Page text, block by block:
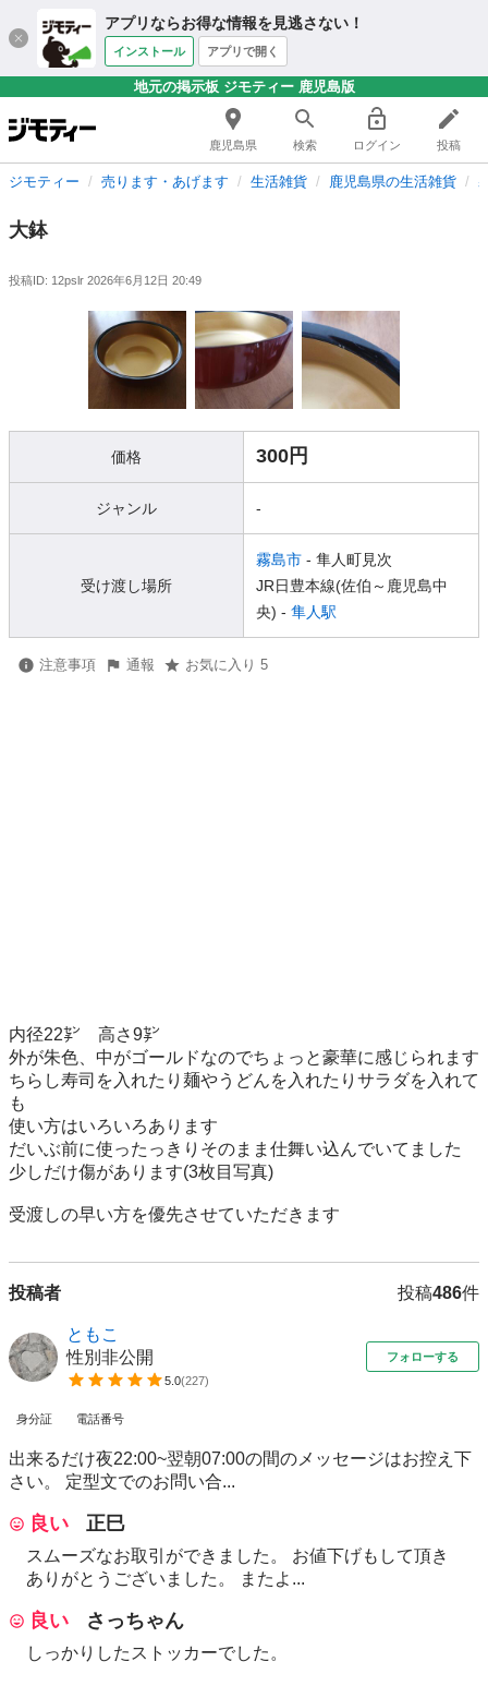
アプリならお得な情報を見逃さない！
インストール アプリで開く
地元の掲示板 ジモティー 鹿児島版
鹿児島県 検索 ログイン 投稿
ジモティー 売ります・あげます 生活雑貨 鹿児島県の生活雑貨
大鉢
投稿ID: 12pslr 2026年6月12日 20:49
価格 300円
ジャンル -
受け渡し場所
霧島市 - 隼人町見次
JR日豊本線(佐伯～鹿児島中
央) - 隼人駅
注意事項 通報 お気に入り 5
内径22㌢　高さ9㌢
外が朱色、中がゴールドなのでちょっと豪華に感じられます
ちらし寿司を入れたり麺やうどんを入れたりサラダを入れて
も
使い方はいろいろあります
だいぶ前に使ったっきりそのまま仕舞い込んでいてました
少しだけ傷があります(3枚目写真)
投稿者 投稿486件
ともこ
性別非公開
5.0(227)
フォローする
身分証 電話番号
出来るだけ夜22:00~翌朝07:00の間のメッセージはお控え下
さい。 定型文でのお問い合...
良い 正巳
スムーズなお取引ができました。 お値下げもして頂き
ありがとうございました。 またよ...
良い さっちゃん
しっかりしたストッカーでした。